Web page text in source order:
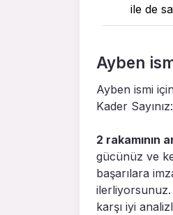
ile de
Ayben
Ayben ismi
Kader
2 rakamının
gücünüz ve
başarılara
ilerliyorsunuz.
karşı iyi